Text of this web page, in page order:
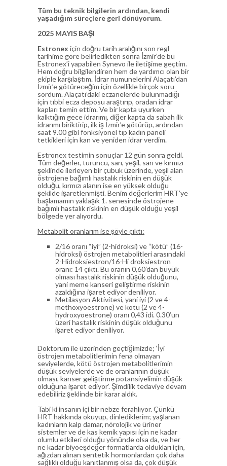
Tüm bu teknik bilgilerin ardından, kendi
yaşadığım süreçlere geri dönüyorum.
2025 MAYIS BAŞI
Estronex için doğru tarih aralığını son regl
tarihime göre belirledikten sonra İzmir’de bu
Estronex’i yapabilen Synevo ile iletişime geçtim.
Hem doğru bilgilendiren hem de yardımcı olan bir
ekiple karşılaştım. İdrar numunelerini Alaçatı’dan
İzmir’e götüreceğim için özellikle birçok soru
sordum. Alaçatı’daki eczanelerde bulunmadığı
için tıbbi ecza deposu araştırıp, oradan idrar
kapları temin ettim. Ve bir kapta uyurken
kalktığım gece idrarımı, diğer kapta da sabah ilk
idrarımı biriktirip, ilk iş İzmir’e götürüp, ardından
saat 9.00 gibi fonksiyonel tıp kadın paneli
tetkikleri için kan ve yeniden idrar verdim.
Estronex testimin sonuçlar 12 gün sonra geldi.
Tüm değerler, turuncu, sarı, yeşil, sarı ve kırmızı
şeklinde ilerleyen bir çubuk üzerinde, yeşil alan
östrojene bağımlı hastalık riskinin en düşük
olduğu, kırmızı alanın ise en yüksek olduğu
şekilde işaretlenmişti. Benim değerlerim HRT’ye
başlamamın yaklaşık 1. senesinde östrojene
bağımlı hastalık riskinin en düşük olduğu yeşil
bölgede yer alıyordu.
Metabolit oranlarım ise şöyle çıktı:
2/16 oranı “iyi” (2-hidroksi) ve “kötü” (16-
hidroksi) östrojen metabolitleri arasındaki
2-Hidroksiestron/16-Hi droksiestron
oranı: 14 çıktı. Bu oranın 0,60’dan büyük
olması hastalık riskinin düşük olduğunu,
yani meme kanseri geliştirme riskinin
azaldığına işaret ediyor deniliyor.
Metilasyon Aktivitesi, yani iyi (2 ve 4-
methoxyoestrone) ve kötü (2 ve 4-
hydroxyoestrone) oranı 0,43 idi. 0.30’un
üzeri hastalık riskinin düşük olduğunu
işaret ediyor deniliyor.
Doktorum ile üzerinden geçtiğimizde; ‘İyi
östrojen metabolitlerimin fena olmayan
seviyelerde, kötü östrojen metabolitlerimin
düşük seviyelerde ve de oranlarının düşük
olması, kanser geliştirme potansiyelimin düşük
olduğuna işaret ediyor’. Şimdilik tedaviye devam
edebiliriz şeklinde bir karar aldık.
Tabi ki insanın içi bir nebze ferahlıyor. Çünkü
HRT hakkında okuyup, dinlediklerim; yaşlanan
kadınların kalp damar, nörolojik ve üriner
sistemler ve de kas kemik yapısı için ne kadar
olumlu etkileri olduğu yönünde olsa da, ve her
ne kadar biyoeşdeğer formatlarda oldukları için,
ağızdan alınan sentetik hormonlardan çok daha
sağlıklı olduğu kanıtlanmış olsa da, çok düşük